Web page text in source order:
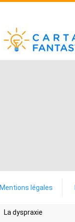
Mentions légales
La dyspraxie